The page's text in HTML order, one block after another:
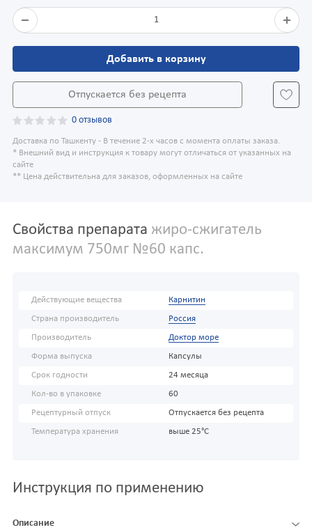
1
Добавить в корзину
Отпускается без рецепта
0 отзывов
Доставка по Ташкенту - В течение 2-х часов с момента оплаты заказа.
* Внешний вид и инструкция к товару могут отличаться от указанных на
сайте
** Цена действительна для заказов, оформленных на сайте
Свойства препарата жиро-сжигатель
максимум 750мг №60 капс.
Действующие вещества Карнитин
Страна производитель Россия
Производитель Доктор море
Форма выпуска Капсулы
Срок годности 24 месяца
Кол-во в упаковке 60
Рецептурный отпуск Отпускается без рецепта
Температура хранения выше 25°С
Инструкция по применению
Описание